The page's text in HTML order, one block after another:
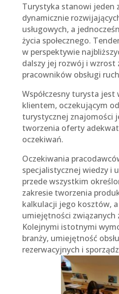
Turystyka stanowi jeden
dynamicznie
usługowych, a
życia społecznego.
w perspektywie
dalszy jej rozwój i wzrost
pracowników obsługi
Współczesny turysta jest
klientem, oczekującym
turystycznej znajomości
tworzenia oferty
oczekiwań.
Oczekiwania
specjalistycznej wiedzy i
przede wszystkim
zakresie tworzenia
kalkulacji jego kosztów,
umiejętności związanych
Kolejnymi istotnymi
branży, umiejętność
rezerwacyjnych i